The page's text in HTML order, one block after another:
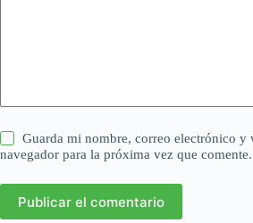
Guarda mi nombre, correo electrónico y
navegador para la próxima vez que comente.
Publicar el comentario